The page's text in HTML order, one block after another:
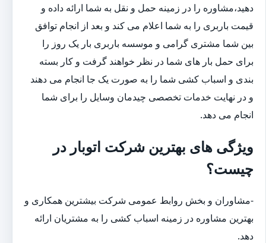
دهید،مشاوره را در زمینه حمل و نقل به شما ارائه داده و
قیمت باربری را به شما اعلام می کند و بعد از انجام توافق
بین شما مشتری گرامی و موسسه باربری بار یک روز را
برای حمل بار های شما در نظر خواهند گرفت و کار بسته
بندی و اسباب کشی شما را به صورت یک جا انجام می دهند
و در نهایت خدمات تخصصی چیدمان وسایل را برای شما
انجام می دهد.
ویژگی های بهترین شرکت اتوبار در
چیست؟
-مشاوران و بخش روابط عمومی شرکت بیشترین همکاری و
بهترین مشاوره در زمینه اسباب کشی را به مشتریان ارائه
دهد.